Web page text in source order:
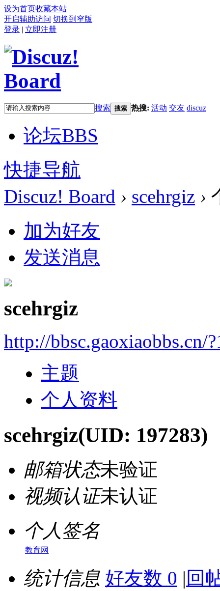
设为首页收藏本站
开启辅助访问 切换到窄版
登录 | 立即注册
搜索 搜索 热搜: 活动 交友 discuz
论坛BBS
快捷导航
Discuz! Board › scehrgiz ›
加为好友
发送消息
scehrgiz
http://bbsc.gaoxiaobbs.cn/
主题
个人资料
scehrgiz(UID: 197283)
邮箱状态未验证
视频认证未认证
个人签名
教育网
统计信息 好友数 0 | 回